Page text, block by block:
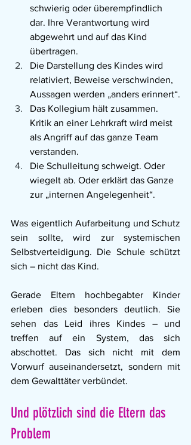
schwierig oder überempfindlich
dar. Ihre Verantwortung wird
abgewehrt und auf das Kind
übertragen.
Die Darstellung des Kindes wird
relativiert, Beweise verschwinden,
Aussagen werden „anders erinnert“.
Das Kollegium hält zusammen.
Kritik an einer Lehrkraft wird meist
als Angriff auf das ganze Team
verstanden.
Die Schulleitung schweigt. Oder
wiegelt ab. Oder erklärt das Ganze
zur „internen Angelegenheit“.
Was eigentlich Aufarbeitung und Schutz
sein sollte, wird zur systemischen
Selbstverteidigung. Die Schule schützt
sich – nicht das Kind.
Gerade Eltern hochbegabter Kinder
erleben dies besonders deutlich. Sie
sehen das Leid ihres Kindes – und
treffen auf ein System, das sich
abschottet. Das sich nicht mit dem
Vorwurf auseinandersetzt, sondern mit
dem Gewalttäter verbündet.
Und plötzlich sind die Eltern das
Problem